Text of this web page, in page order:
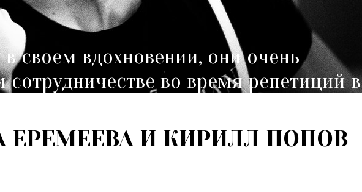
ЕРЕМЕЕВА И КИРИЛЛ ПОПОВ
своем вдохновении, они очень
во время репетиций в